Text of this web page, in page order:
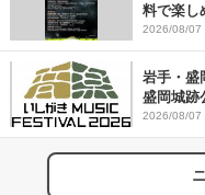
料で楽し
発表
2026/08/07
岩手・盛
盛岡城跡
2026/08/07